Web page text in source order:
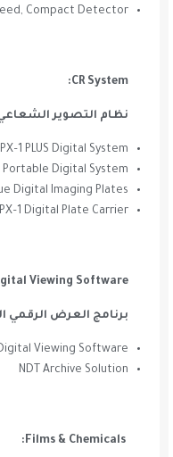
Compact Detector
CR System:
نظام التصوير
PLUS Digital System
Portable Digital System
Digital Imaging Plates
Digital Plate Carrier
Viewing Software:
برنامج العرض الرقمي
Digital Viewing Software
NDT Archive Solution